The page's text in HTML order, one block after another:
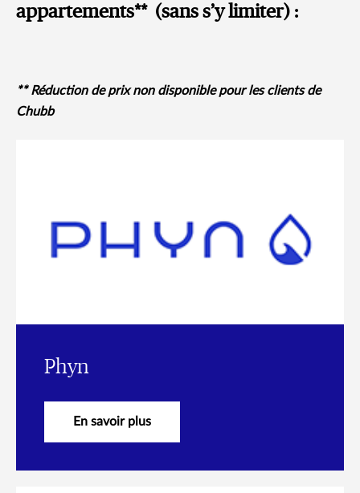
appartements** (sans s’y limiter) :
** Réduction de prix non disponible pour les clients de
Chubb
Phyn
En savoir plus